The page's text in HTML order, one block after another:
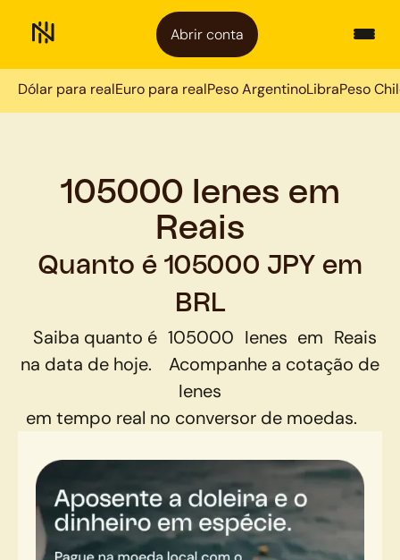
Abrir conta
Dólar para realEuro para realPeso ArgentinoLibraPeso
105000 Ienes em
Reais
Quanto é 105000 JPY em
BRL
Saiba quanto é 105000 Ienes em Reais
na data de hoje.
Acompanhe a cotação de
Ienes
em tempo real no conversor de moedas.